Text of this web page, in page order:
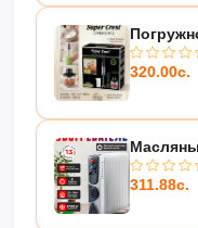
320.00с.
311.88с.